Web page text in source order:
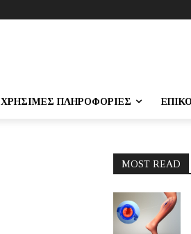
ΧΡΉΣΙΜΕΣ ΠΛΗΡΟΦΟΡΊΕΣ
MOST READ